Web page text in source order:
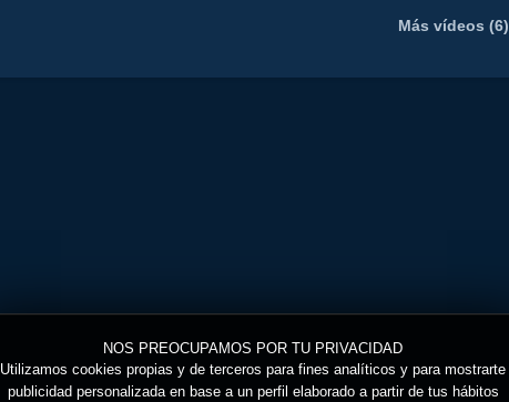
NOS PREOCUPAMOS POR TU PRIVACIDAD
Utilizamos cookies propias y de terceros para fines analíticos y para mostrarte
publicidad personalizada en base a un perfil elaborado a partir de tus hábitos
Más vídeos (6)